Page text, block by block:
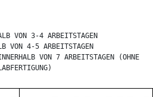
VON 3-4 ARBEITSTAGEN
VON 4-5 ARBEITSTAGEN
VON 7 ARBEITSTAGEN (OHNE